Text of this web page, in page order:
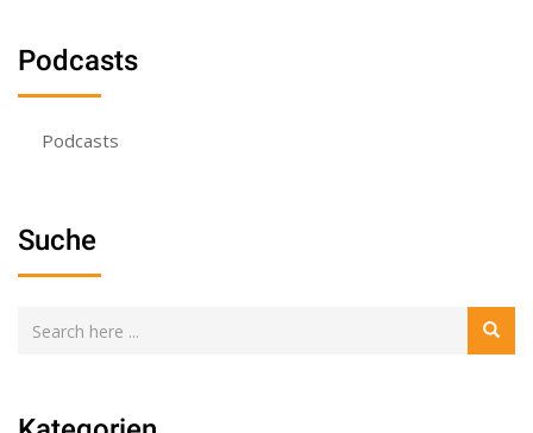
Podcasts
Podcasts
Suche